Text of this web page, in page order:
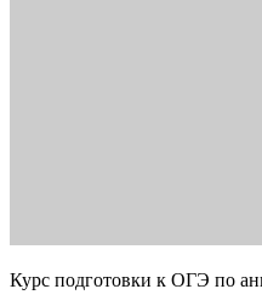
Курс подготовки к ОГЭ по